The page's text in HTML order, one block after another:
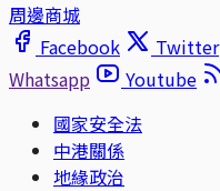
周邊商城
Facebook
Twitter
Whatsapp
Youtube
國家安全法
中港關係
地緣政治